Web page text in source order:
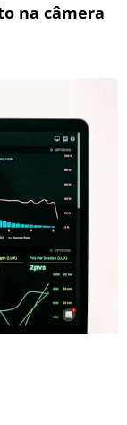
na câmera